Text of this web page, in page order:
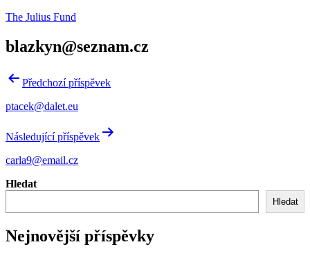
Přejít
obsahu
The Julius Fund
blazkyn@seznam.cz
Navigace
příspěvek
Předchozí příspěvek
ptacek@dalet.eu
Následující příspěvek
carla9@email.cz
Hledat
Hledat
Nejnovější příspěvky